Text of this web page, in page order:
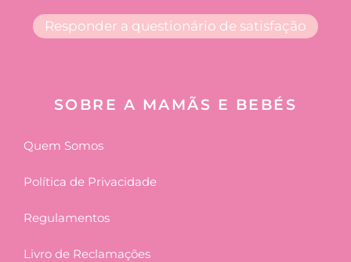
Responder a questionário de satisfação
SOBRE A MAMÃS E BEBÉS
Quem Somos
Política de Privacidade
Regulamentos
Livro de Reclamações